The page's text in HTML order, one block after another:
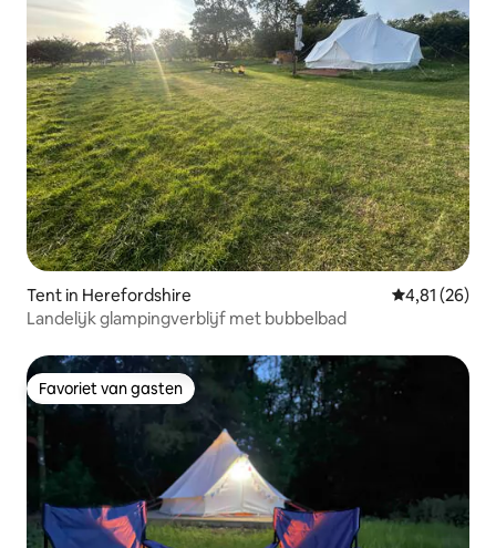
Tent in Herefordshire Gemiddelde
4,81 (26)
Landelijk glampingverblijf met bubbelbad
Favoriet van gasten
Favoriet van gasten